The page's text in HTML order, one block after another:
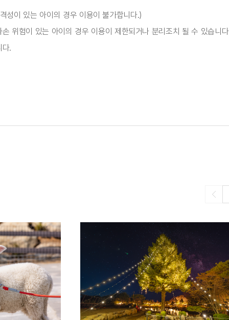
이 있는 아이의 경우 이용이 불가합니다.)
위험이 있는 아이의 경우 이용이 제한되거나 분리조치 될 수 있습니
.